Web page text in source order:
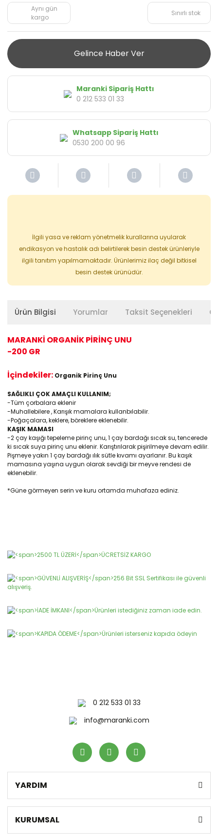
Aynı gün
kargo
Sınırlı stok
Gelince Haber Ver
Maranki Sipariş Hattı
0 212 533 01 33
Whatsapp Sipariş Hattı
0530 200 00 96
İlgili yasa ve reklam yönetmelik kurallarına uyularak
endikasyon ve hastalık adı belirtilerek besin destek ürünleriyle
ilgili tanıtım yapılmamaktadır. Ürünlerimiz ilaç değil bitkisel
besin destek ürünüdür.
Ürün Bilgisi Yorumlar Taksit Seçenekleri
MARANKİ ORGANİK PİRİNÇ UNU
-200 GR
İçindekiler: Organik Pirinç Unu
SAĞLIKLI ÇOK AMAÇLI KULLANIM;
-Tüm çorbalara eklenir
-Muhallebilere , Karışık mamalara kullanbılabilir.
-Poğaçalara, keklere, böreklere eklenebilir.
KAŞIK MAMASI
-2 çay kaşığı tepeleme pirinç unu, 1 çay bardağı sıcak su, tencerede
ki sıcak suya pirinç unu eklenir. Karıştırılarak pişirilmeye devam edilir.
Pişmeye yakın 1 çay bardağı ılık sütle kıvamı ayarlanır. Bu kaşık
mamasına yaşına uygun olarak sevdiği bir meyve rendesi de
eklenebilir.
*Güne görmeyen serin ve kuru ortamda muhafaza ediniz.
Bu ürüne ilk yorumu siz yapın!
konularda yetersiz gördüğünüz noktaları öneri formunu
kullanarak tarafımıza iletebilirsiniz.
Ürün açıklamasında eksik bilgiler bulunuyor.
Ürün fiyatı diğer sitelerden daha pahalı.
0 212 533 01 33
info@maranki.com
YARDIM
KURUMSAL